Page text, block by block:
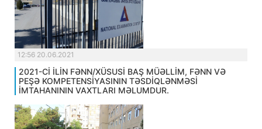
12:56 20.06.2021
2021-Cİ İLİN FƏNN/XÜSUSİ BAŞ MÜƏLLİM, FƏNN VƏ
PEŞƏ KOMPETENSİYASININ TƏSDİQLƏNMƏSİ
İMTAHANININ VAXTLARI MƏLUMDUR.